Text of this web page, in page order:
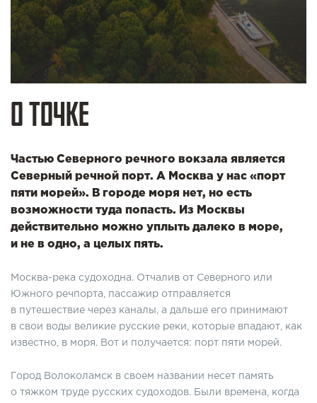
О ТОЧКЕ
Частью Северного речного вокзала является
Северный речной порт. А Москва у нас «порт
пяти морей». В городе моря нет, но есть
возможности туда попасть. Из Москвы
действительно можно уплыть далеко в море,
и не в одно, а целых пять.
Москва-река судоходна. Отчалив от Северного или
Южного речпорта, пассажир отправляется
в путешествие через каналы, а дальше его принимают
в свои воды великие русские реки, которые впадают, как
известно, в моря. Вот и получается: порт пяти морей.
Город Волоколамск в своем названии несет память
о тяжком труде русских судоходов. Были времена, когда